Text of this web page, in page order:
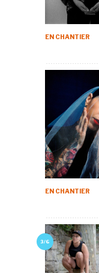
EN CHANTIER
EN CHANTIER
3/6